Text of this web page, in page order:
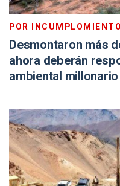
POR INCUMPLOMIENTO
Desmontaron más
ahora deberán
ambiental millonario